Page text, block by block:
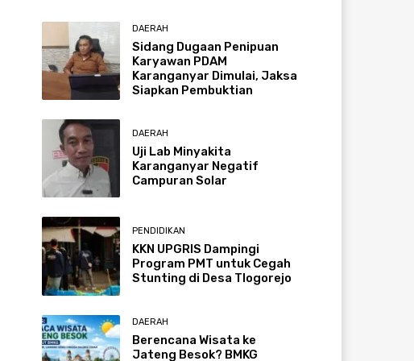
DAERAH
Sidang Dugaan Penipuan
Karyawan PDAM
Karanganyar Dimulai, Jaksa
Siapkan Pembuktian
DAERAH
Uji Lab Minyakita
Karanganyar Negatif
Campuran Solar
PENDIDIKAN
KKN UPGRIS Dampingi
Program PMT untuk Cegah
Stunting di Desa Tlogorejo
DAERAH
Berencana Wisata ke
Jateng Besok? BMKG